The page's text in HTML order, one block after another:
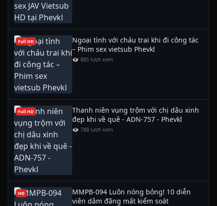
Full HD
Ngoại tình với cháu trai khi đi công tác
– Phim sex vietsub Phevkl
👁 885 lượt xem
Full HD
Thanh niên vụng trộm với chị dâu xinh
đẹp khi về quê - ADN-757 - Phevkl
👁 788 lượt xem
HD
MMPB-094 Luôn nóng bỏng! 10 diễn
viên dâm đãng mất kiểm soát